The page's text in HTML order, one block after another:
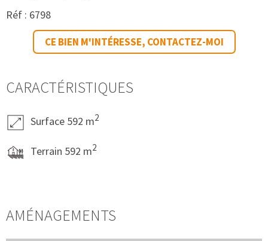
Réf : 6798
CE BIEN M'INTÉRESSE, CONTACTEZ-MOI
CARACTÉRISTIQUES
Surface 592 m2
Terrain 592 m2
AMÉNAGEMENTS